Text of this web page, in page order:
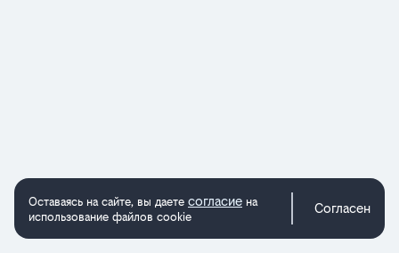
Оставаясь на сайте, вы даете согласие на
использование файлов cookie
Согласен